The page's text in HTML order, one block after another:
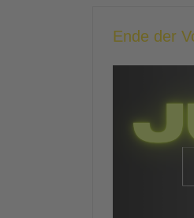
Ende der